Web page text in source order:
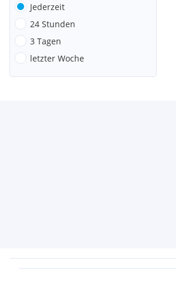
Jederzeit
24 Stunden
3 Tagen
letzter Woche